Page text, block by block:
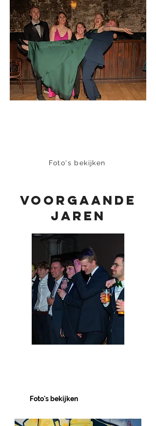
Foto's bekijken
voorgaande
jaren
Foto's bekijken